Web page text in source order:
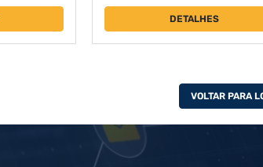
DETALHES
VOLTAR PARA